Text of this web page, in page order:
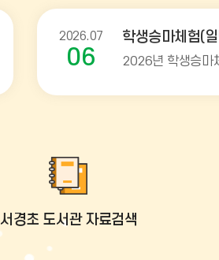
2026.07
06
서경초 도서관 자료검색